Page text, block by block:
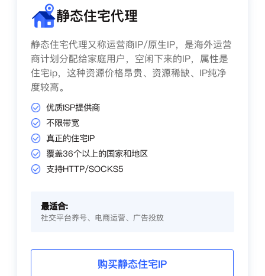
静态住宅代理
静态住宅代理又称运营商IP/原生IP，是海外运营
商计划分配给家庭用户，空闲下来的IP，属性是
住宅ip，这种资源价格昂贵、资源稀缺、IP纯净
度较高。
优质ISP提供商
不限带宽
真正的住宅IP
覆盖36个以上的国家和地区
支持HTTP/SOCKS5
最适合:
社交平台养号、电商运营、广告投放
购买静态住宅IP